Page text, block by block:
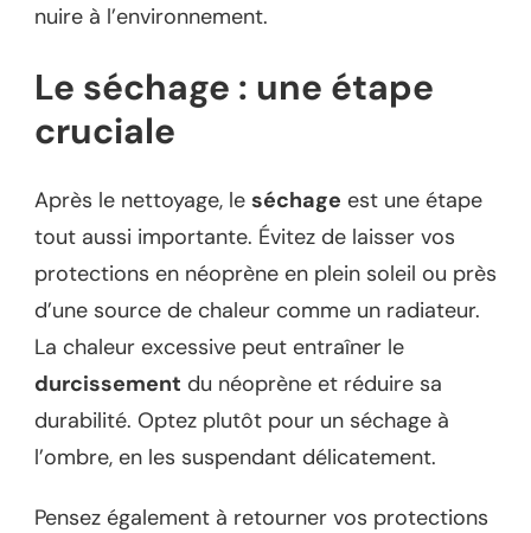
nuire à l’environnement.
Le séchage : une étape
cruciale
Après le nettoyage, le séchage est une étape
tout aussi importante. Évitez de laisser vos
protections en néoprène en plein soleil ou près
d’une source de chaleur comme un radiateur.
La chaleur excessive peut entraîner le
durcissement du néoprène et réduire sa
durabilité. Optez plutôt pour un séchage à
l’ombre, en les suspendant délicatement.
Pensez également à retourner vos protections